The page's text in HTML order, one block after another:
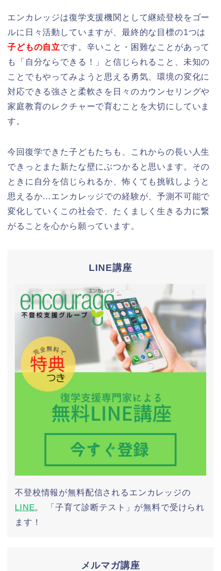
エンカレッジは復学支援機関として継続登校をゴー
ルに日々活動していますが、最終的な目標の1つは
子どもの自立です。辛いこと・困難なことがあって
も「自分ならできる！」と信じられること、未知の
ことでもやってみようと思える勇気、環境の変化に
対応できる強さと柔軟さを日々のカウンセリングや
家庭教育のレクチャーで育むことを大切にしていま
す。
今回復学できた子どもたちも、これからの長い人生
できっとまた新たな壁にぶつかると思います。その
ときに自分を信じられるか、怖くても挑戦しようと
思えるか…エンカレッジでの経験が、予測不可能で
変化していくこの社会で、たくましく生きる力に繋
がることを心から願っています。
LINE講座
不登校情報が無料配信されるエンカレッジの
LINE。 「子育て診断テスト」が無料で受けられ
ます！
メルマガ講座